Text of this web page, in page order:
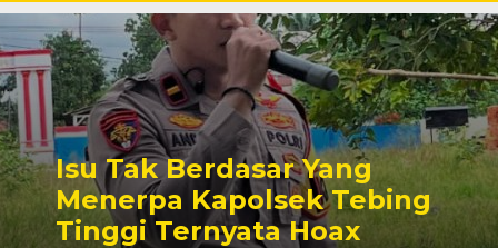
Isu Tak Berdasar Yang
Menerpa Kapolsek Tebing
Tinggi Ternyata Hoax